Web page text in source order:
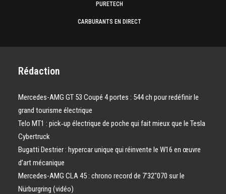
PURETECH
CARBURANTS EN DIRECT
Rédaction
Mercedes-AMG GT 53 Coupé 4 portes : 544 ch pour redéfinir le
grand tourisme électrique
Telo MT1 : pick‑up électrique de poche qui fait mieux que le Tesla
Cybertruck
Bugatti Destrier : hypercar unique qui réinvente le W16 en œuvre
d’art mécanique
Mercedes-AMG CLA 45 : chrono record de 7’32″070 sur le
Nürburgring (vidéo)